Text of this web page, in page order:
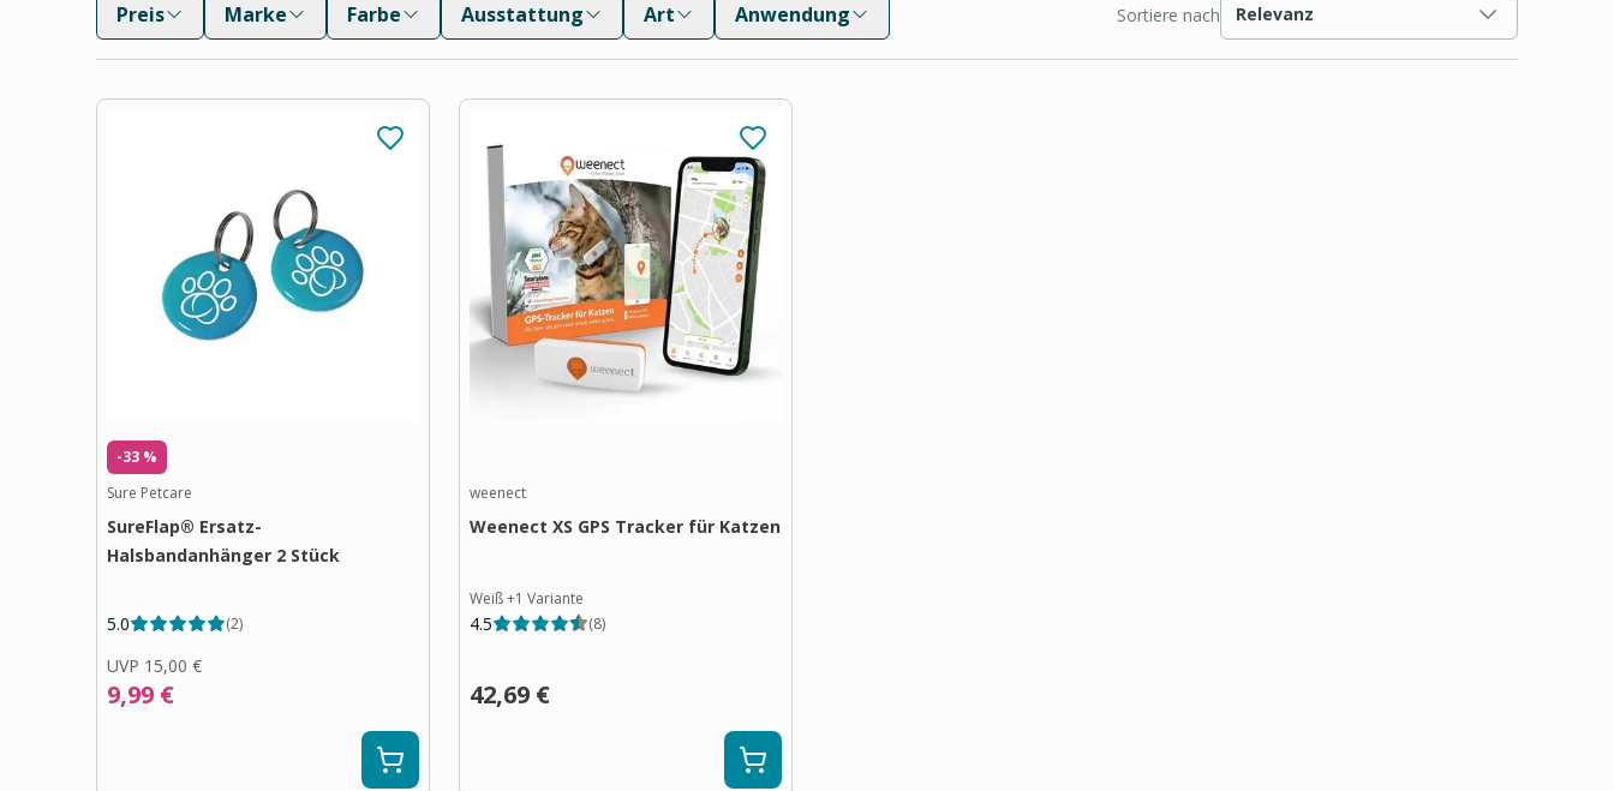
Preis Marke Farbe Ausstattung Art Anwendung Sortiere nach Relevanz
-33 %
Sure Petcare
SureFlap® Ersatz-
Halsbandanhänger 2 Stück
5.0 (2)
UVP 15,00 €
9,99 €
weenect
Weenect XS GPS Tracker für Katzen
Weiß+1 Variante
4.5 (8)
42,69 €